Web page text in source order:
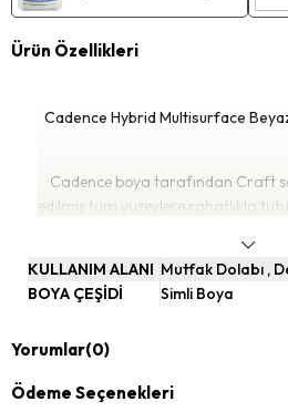
Ürün Özellikleri
Cadence Hybrid Multisurface
Cadence boya tarafından Craft
edilmiş tüm yüzeylere rahatlıkla
polyester, deri, plastik, metal,
gibi tüm yüzeylerde yüksek
mekanlarda kullanılabilir.
kumaş üzerinde boya
Sağlığa zararlı madde içermez.

KULLANIM ALANI Mutfak Dolabı
BOYA ÇEŞİDİ
Simli Boya
Yorumlar(0)
Ödeme Seçenekleri